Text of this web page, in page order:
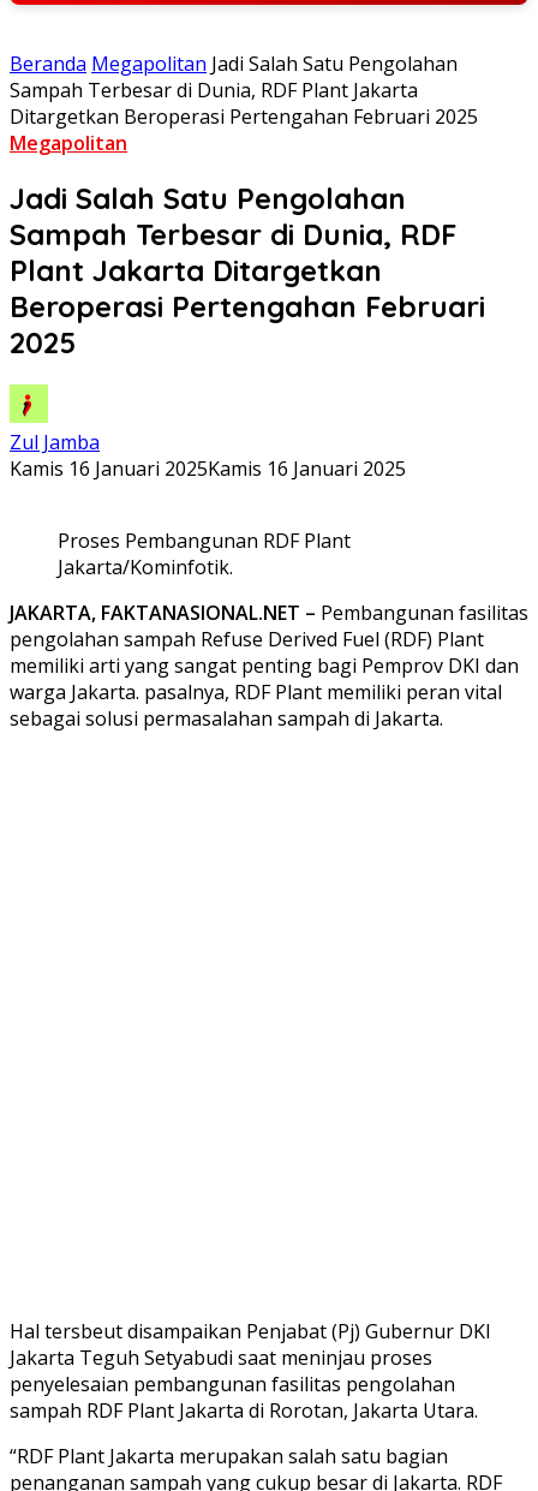
Beranda Megapolitan Jadi Salah Satu Pengolahan
Sampah Terbesar di Dunia, RDF Plant Jakarta
Ditargetkan Beroperasi Pertengahan Februari 2025
Megapolitan
Jadi Salah Satu Pengolahan
Sampah Terbesar di Dunia, RDF
Plant Jakarta Ditargetkan
Beroperasi Pertengahan Februari
2025
Zul Jamba
Kamis 16 Januari 2025Kamis 16 Januari 2025
Proses Pembangunan RDF Plant
Jakarta/Kominfotik.
JAKARTA, FAKTANASIONAL.NET – Pembangunan fasilitas
pengolahan sampah Refuse Derived Fuel (RDF) Plant
memiliki arti yang sangat penting bagi Pemprov DKI dan
warga Jakarta. pasalnya, RDF Plant memiliki peran vital
sebagai solusi permasalahan sampah di Jakarta.
Hal tersbeut disampaikan Penjabat (Pj) Gubernur DKI
Jakarta Teguh Setyabudi saat meninjau proses
penyelesaian pembangunan fasilitas pengolahan
sampah RDF Plant Jakarta di Rorotan, Jakarta Utara.
“RDF Plant Jakarta merupakan salah satu bagian
penanganan sampah yang cukup besar di Jakarta. RDF